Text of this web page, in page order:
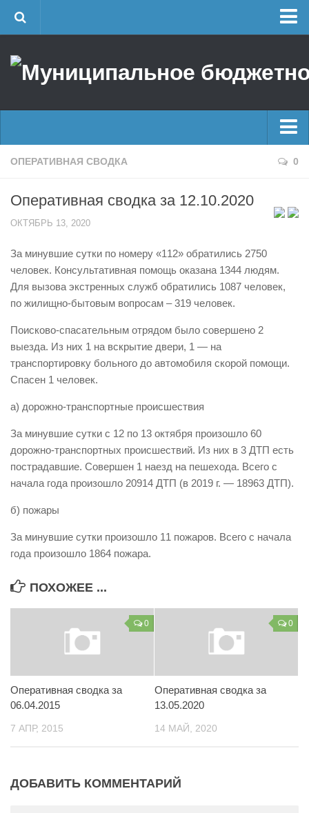
Об учреждении
Районные УГЗ
Поисково-спасательный отряд г. Уфы
Центр размещения пострадавших
Отчеты о реализации муниципальных программ
Документы
История
Виды деятельности
Обслуживание опасных производственных объектов
Уголок гражданской обороны
Пресс-центр
СМИ о нас
Конкурсы
Наша работа
Фотогалерея
Обращения
Главные новости
Оперативная сводка
Половодье
ОПЕРАТИВНАЯ СВОДКА 0
Оперативная сводка за 12.10.2020
ОКТЯБРЬ 13, 2020
За минувшие сутки по номеру «112» обратились 2750
человек. Консультативная помощь оказана 1344 людям.
Для вызова экстренных служб обратились 1087 человек,
по жилищно-бытовым вопросам – 319 человек.
Поисково-спасательным отрядом было совершено 2
выезда. Из них 1 на вскрытие двери, 1 — на
транспортировку больного до автомобиля скорой помощи.
Спасен 1 человек.
а) дорожно-транспортные происшествия
За минувшие сутки с 12 по 13 октября произошло 60
дорожно-транспортных происшествий. Из них в 3 ДТП есть
пострадавшие. Совершен 1 наезд на пешехода. Всего с
начала года произошло 20914 ДТП (в 2019 г. — 18963 ДТП).
б) пожары
За минувшие сутки произошло 11 пожаров. Всего с начала
года произошло 1864 пожара.
ПОХОЖЕЕ ...
0
Оперативная сводка за
06.04.2015
7 АПР, 2015
0
Оперативная сводка за
13.05.2020
14 МАЙ, 2020
ДОБАВИТЬ КОММЕНТАРИЙ